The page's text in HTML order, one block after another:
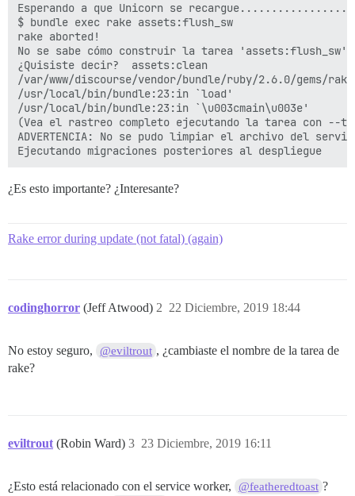
Esperando a que Unicorn se
$ bundle exec rake assets:flush_sw
rake aborted!
No se sabe cómo construir la tarea
¿Quisiste decir?  assets:clean
/var/www/discourse/vendor/bundle/ruby/2.6.0/gems/
/usr/local/bin/bundle:23:in `load'
/usr/local/bin/bundle:23:in `\u003cmain\u003e'
(Vea el rastreo completo ejecutando la tarea con --
ADVERTENCIA: No se pudo limpiar el archivo del
¿Es esto importante? ¿Interesante?
Rake error during update (not fatal) (again)
codinghorror (Jeff Atwood) 22 Diciembre, 2019 18:44
2
No estoy seguro, @eviltrout , ¿cambiaste el nombre de la tarea de
rake?
eviltrout (Robin Ward) 23 Diciembre, 2019 16:11
3
¿Esto está relacionado con el service worker, @featheredtoast ?